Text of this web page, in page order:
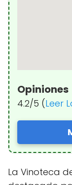
Opiniones
4.2/5 (Leer
La Vinoteca